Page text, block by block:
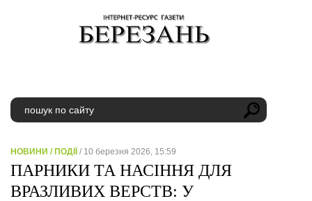
НОВИНИ / ПОДІЇ / 10 березня 2026, 15:59
ПАРНИКИ ТА НАСІННЯ ДЛЯ
ВРАЗЛИВИХ ВЕРСТВ: У